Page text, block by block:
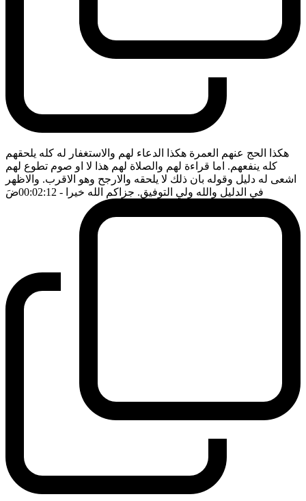
هكذا الحج عنهم العمرة هكذا الدعاء لهم والاستغفار له كله يلحقهم
كله ينفعهم. اما قراءة لهم والصلاة لهم هذا لا او صوم تطوع لهم
اشعى له دليل وقوله بان ذلك لا يلحقه والارجح وهو الاقرب. والاظهر
في الدليل والله ولي التوفيق. جزاكم الله خيرا - 00:02:12 ضَ